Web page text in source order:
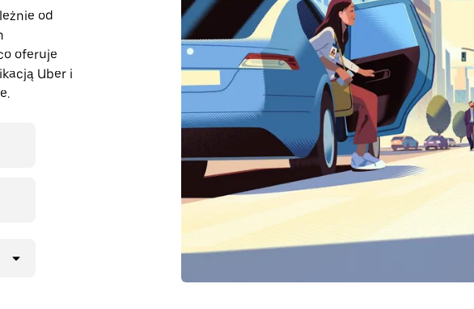
od
oferuje
Uber i